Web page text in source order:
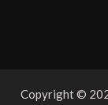
Copyright ©